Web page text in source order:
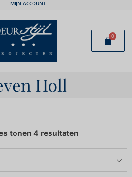
MIJN ACCOUNT
0
Holl
tonen 4 resultaten